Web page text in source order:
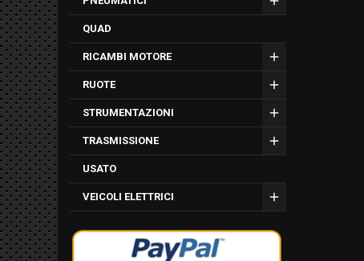
QUAD
RICAMBI MOTORE
RUOTE
STRUMENTAZIONI
TRASMISSIONE
USATO
VEICOLI ELETTRICI